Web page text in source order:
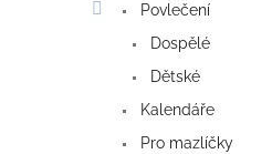
Povlečení
Dospělé
Dětské
Kalendáře
Pro mazlíčky